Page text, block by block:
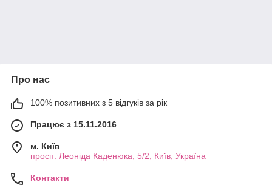
Про нас
100% позитивних з 5 відгуків за рік
Працює з 15.11.2016
м. Київ
просп. Леоніда Каденюка, 5/2, Київ, Україна
Контакти